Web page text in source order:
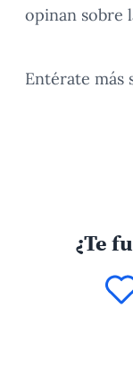
opinan sobre
Entérate más
¿Te